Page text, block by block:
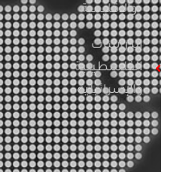
والإقليمية
الدراسات
الفلسطينية
والإسرائيلية